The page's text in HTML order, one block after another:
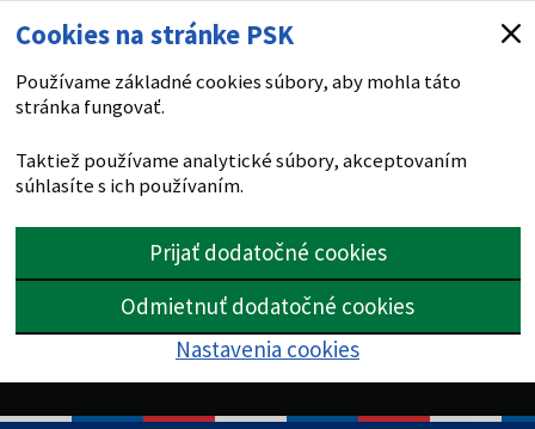
Cookies na stránke PSK
Používame základné cookies súbory, aby mohla táto
stránka fungovať.
Taktiež používame analytické súbory, akceptovaním
súhlasíte s ich používaním.
Prijať dodatočné cookies
Odmietnuť dodatočné cookies
Nastavenia cookies